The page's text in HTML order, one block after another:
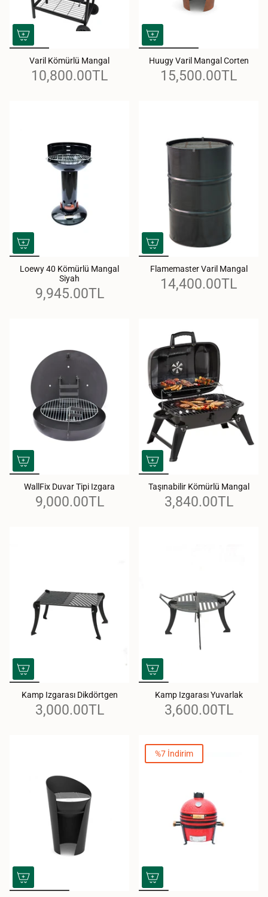
Varil Kömürlü Mangal
10,800.00TL
Huugy Varil Mangal Corten
15,500.00TL
Loewy 40 Kömürlü Mangal
Siyah
9,945.00TL
Flamemaster Varil Mangal
14,400.00TL
WallFix Duvar Tipi Izgara
9,000.00TL
Taşınabilir Kömürlü Mangal
3,840.00TL
Kamp Izgarası Dikdörtgen
3,000.00TL
Kamp Izgarası Yuvarlak
3,600.00TL
%7 İndirim